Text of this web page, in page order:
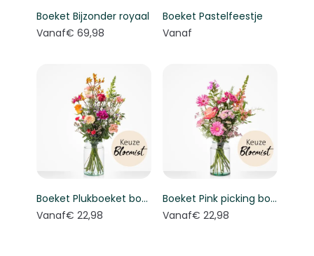
Boeket Bijzonder royaal
Vanaf€ 69,98
Boeket Pastelfeestje
Vanaf
Boeket Plukboeket bont - Keuze bloemist
Vanaf€ 22,98
Boeket Pink picking bouquet - Florist's choice
Vanaf€ 22,98